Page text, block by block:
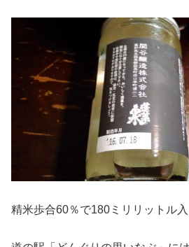
精米歩合60％で180ミリリットル入